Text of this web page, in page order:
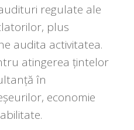
regulate ale
plus
audita activitatea.
atingerea țintelor
în
economie